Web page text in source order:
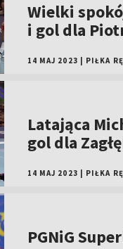
Wielki
i gol dla
14 MAJ 2023 PIŁKA
Latająca
gol dla
14 MAJ 2023 PIŁKA
PGNiG